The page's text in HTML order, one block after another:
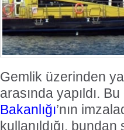
Gemlik üzerinden
arasında yapıldı.
Bakanlığı’nın
kullanıldığı,